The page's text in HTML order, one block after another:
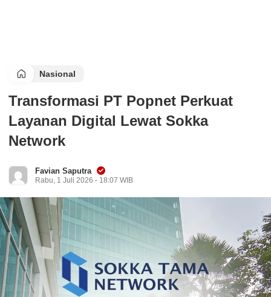
Nasional
Transformasi PT Popnet Perkuat
Layanan Digital Lewat Sokka
Network
Favian Saputra
Rabu, 1 Juli 2026 - 18:07 WIB